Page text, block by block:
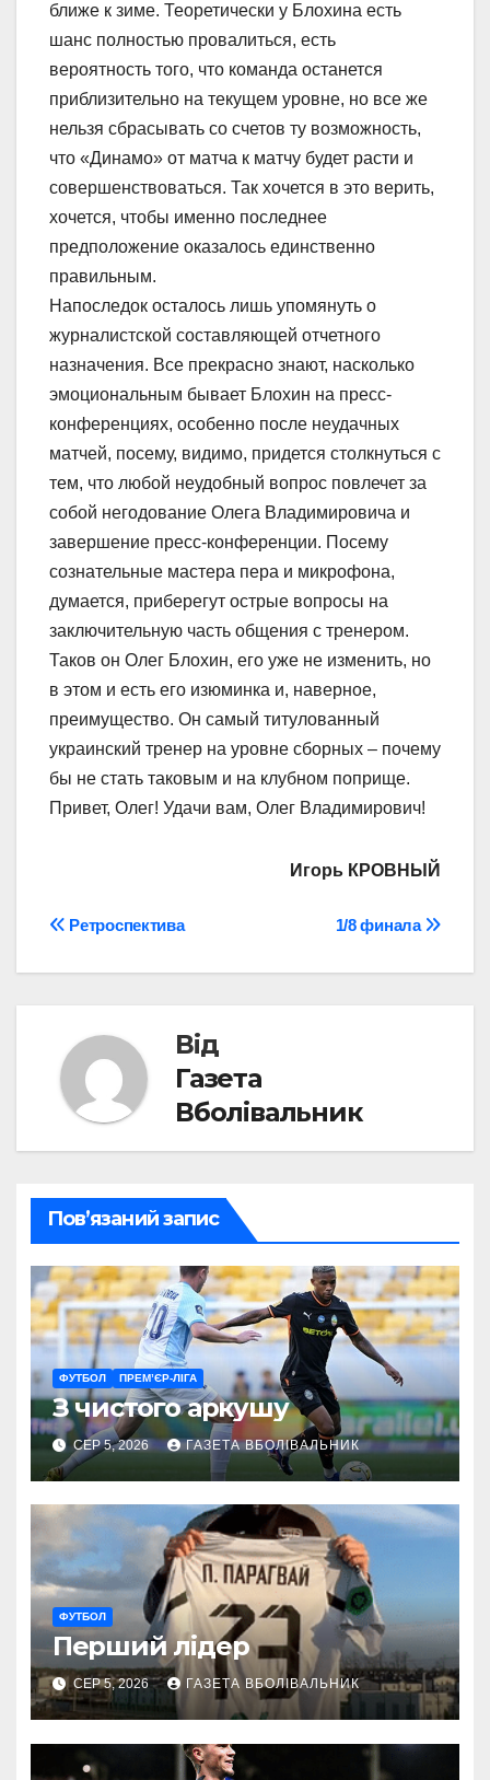
ближе к зиме. Теоретически у Блохина есть
шанс полностью провалиться, есть
вероятность того, что команда останется
приблизительно на текущем уровне, но все же
нельзя сбрасывать со счетов ту возможность,
что «Динамо» от матча к матчу будет расти и
совершенствоваться. Так хочется в это верить,
хочется, чтобы именно последнее
предположение оказалось единственно
правильным.
Напоследок осталось лишь упомянуть о
журналистской составляющей отчетного
назначения. Все прекрасно знают, насколько
эмоциональным бывает Блохин на пресс-
конференциях, особенно после неудачных
матчей, посему, видимо, придется столкнуться с
тем, что любой неудобный вопрос повлечет за
собой негодование Олега Владимировича и
завершение пресс-конференции. Посему
сознательные мастера пера и микрофона,
думается, приберегут острые вопросы на
заключительную часть общения с тренером.
Таков он Олег Блохин, его уже не изменить, но
в этом и есть его изюминка и, наверное,
преимущество. Он самый титулованный
украинский тренер на уровне сборных – почему
бы не стать таковым и на клубном поприще.
Привет, Олег! Удачи вам, Олег Владимирович!
Игорь КРОВНЫЙ
Навігація
записів
1/8 финала
Ретроспектива
Від
Газета
Вболівальник
Пов’язаний запис
ФУТБОЛ ПРЕМ’ЄР-ЛІГА
З чистого аркушу
СЕР 5, 2026 ГАЗЕТА ВБОЛІВАЛЬНИК
ФУТБОЛ
Перший лідер
СЕР 5, 2026 ГАЗЕТА ВБОЛІВАЛЬНИК